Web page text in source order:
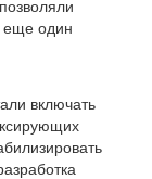
еще один
включать